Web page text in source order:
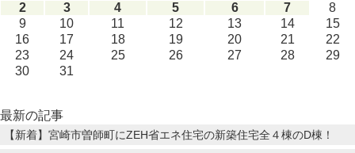
2
3 4 5 6 7
8
9
10 11 12 13 14
15
16
17 18 19 20 21
22
23
24 25 26 27 28
29
30
31
最新の記事
【新着】宮崎市曽師町にZEH省エネ住宅の新築住宅全４棟のD棟！